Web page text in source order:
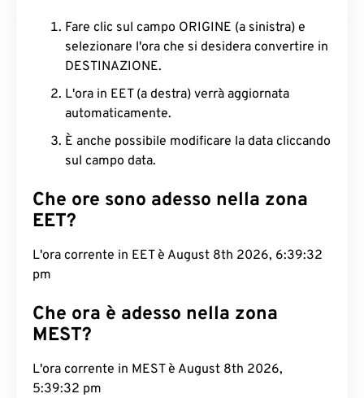
Fare clic sul campo ORIGINE (a sinistra) e
selezionare l'ora che si desidera convertire in
DESTINAZIONE.
L'ora in EET (a destra) verrà aggiornata
automaticamente.
È anche possibile modificare la data cliccando
sul campo data.
Che ore sono adesso nella zona
EET?
L'ora corrente in EET è August 8th 2026, 6:39:32
pm
Che ora è adesso nella zona
MEST?
L'ora corrente in MEST è August 8th 2026,
5:39:32 pm